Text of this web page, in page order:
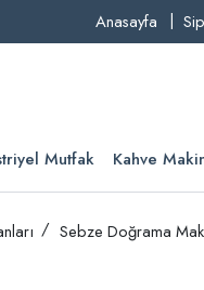
Anasayfa
Mutfak Kahve
Sebze Doğrama